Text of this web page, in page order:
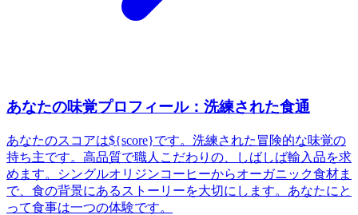
あなたの味覚プロフィール：洗練された食通
あなたのスコアは${score}です。洗練された冒険的な味覚の
持ち主です。高品質で職人こだわりの、しばしば輸入品を求
めます。シングルオリジンコーヒーからオーガニック食材ま
で、食の背景にあるストーリーを大切にします。あなたにと
って食事は一つの体験です。